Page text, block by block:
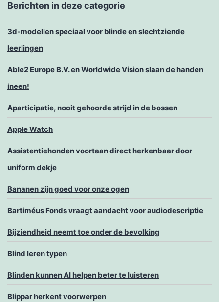
Berichten in deze categorie
3d-modellen speciaal voor blinde en slechtziende
leerlingen
Able2 Europe B.V. en Worldwide Vision slaan de handen
ineen!
Aparticipatie, nooit gehoorde strijd in de bossen
Apple Watch
Assistentiehonden voortaan direct herkenbaar door
uniform dekje
Bananen zijn goed voor onze ogen
Bartiméus Fonds vraagt aandacht voor audiodescriptie
Bijziendheid neemt toe onder de bevolking
Blind leren typen
Blinden kunnen AI helpen beter te luisteren
Blippar herkent voorwerpen